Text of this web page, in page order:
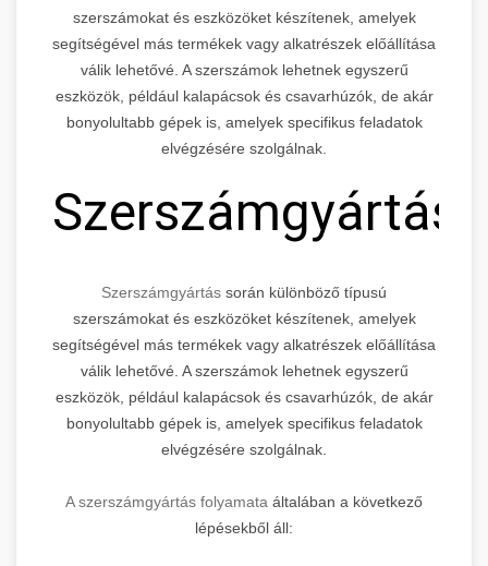
szerszámokat és eszközöket készítenek, amelyek
segítségével más termékek vagy alkatrészek előállítása
válik lehetővé. A szerszámok lehetnek egyszerű
eszközök, például kalapácsok és csavarhúzók, de akár
bonyolultabb gépek is, amelyek specifikus feladatok
elvégzésére szolgálnak.
Szerszámgyártás
Szerszámgyártás során különböző típusú
szerszámokat és eszközöket készítenek, amelyek
segítségével más termékek vagy alkatrészek előállítása
válik lehetővé. A szerszámok lehetnek egyszerű
eszközök, például kalapácsok és csavarhúzók, de akár
bonyolultabb gépek is, amelyek specifikus feladatok
elvégzésére szolgálnak.
A szerszámgyártás folyamata általában a következő
lépésekből áll: